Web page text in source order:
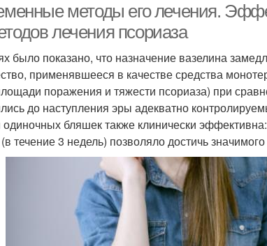
методы его лечения.
лечения псориаза
было показано, что назначение вазелина
применявшееся в качестве средства
поражения и тяжести псориаза) при
до наступления эры адекватно
бляшек также клинически
течение 3 недель) позволяло достичь